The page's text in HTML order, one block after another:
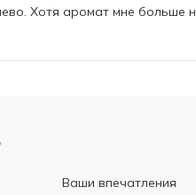
Хотя аромат мне больше
Ваши впечатления